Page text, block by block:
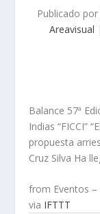
Publicado por
Areavisual
Balance 57ª
Indias “FICCI”
propuesta
Cruz Silva Ha
from Eventos
via IFTTT